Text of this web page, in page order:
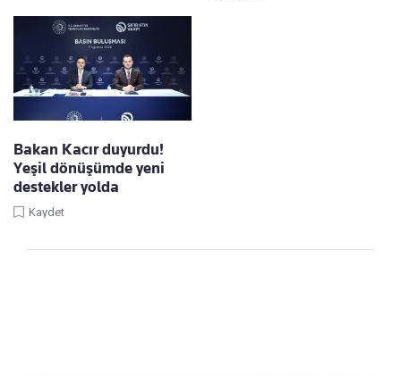
Bakan Kacır duyurdu!
Yeşil dönüşümde yeni
destekler yolda
Kaydet